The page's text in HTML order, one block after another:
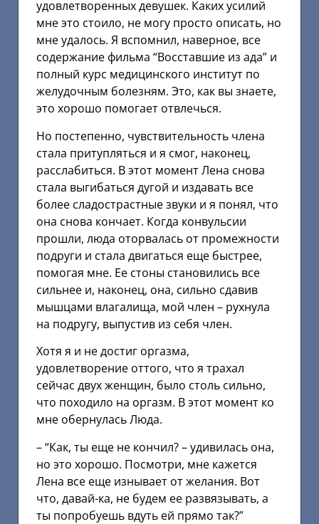
удовлетворенных девушек. Каких усилий
мне это стоило, не могу просто описать, но
мне удалось. Я вспомнил, наверное, все
содержание фильма “Восставшие из ада” и
полный курс медицинского институт по
желудочным болезням. Это, как вы знаете,
это хорошо помогает отвлечься.
Но постепенно, чувствительность члена
стала притупляться и я смог, наконец,
расслабиться. В этот момент Лена снова
стала выгибаться дугой и издавать все
более сладострастные звуки и я понял, что
она снова кончает. Когда конвульсии
прошли, люда оторвалась от промежности
подруги и стала двигаться еще быстрее,
помогая мне. Ее стоны становились все
сильнее и, наконец, она, сильно сдавив
мышцами влагалища, мой член – рухнула
на подругу, выпустив из себя член.
Хотя я и не достиг оргазма,
удовлетворение оттого, что я трахал
сейчас двух женщин, было столь сильно,
что походило на оргазм. В этот момент ко
мне обернулась Люда.
– “Как, ты еще не кончил? – удивилась она,
но это хорошо. Посмотри, мне кажется
Лена все еще изнывает от желания. Вот
что, давай-ка, не будем ее развязывать, а
ты попробуешь вдуть ей прямо так?”